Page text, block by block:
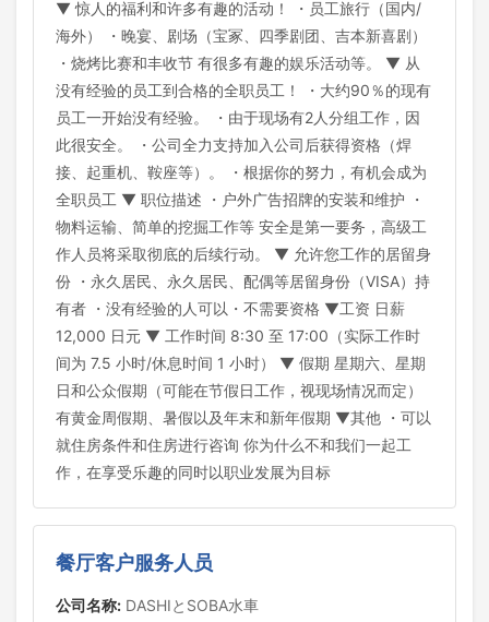
▼ 惊人的福利和许多有趣的活动！ ・员工旅行（国内/
海外） ・晚宴、剧场（宝冢、四季剧团、吉本新喜剧）
・烧烤比赛和丰收节 有很多有趣的娱乐活动等。 ▼ 从
没有经验的员工到合格的全职员工！ ・大约90％的现有
员工一开始没有经验。 ・由于现场有2人分组工作，因
此很安全。 ・公司全力支持加入公司后获得资格（焊
接、起重机、鞍座等）。 ・根据你的努力，有机会成为
全职员工 ▼ 职位描述 ・户外广告招牌的安装和维护 ・
物料运输、简单的挖掘工作等 安全是第一要务，高级工
作人员将采取彻底的后续行动。 ▼ 允许您工作的居留身
份 ・永久居民、永久居民、配偶等居留身份（VISA）持
有者 ・没有经验的人可以・不需要资格 ▼工资 日薪
12,000 日元 ▼ 工作时间 8:30 至 17:00（实际工作时
间为 7.5 小时/休息时间 1 小时） ▼ 假期 星期六、星期
日和公众假期（可能在节假日工作，视现场情况而定）
有黄金周假期、暑假以及年末和新年假期 ▼其他 ・可以
就住房条件和住房进行咨询 你为什么不和我们一起工
作，在享受乐趣的同时以职业发展为目标
餐厅客户服务人员
公司名称: DASHIとSOBA水車